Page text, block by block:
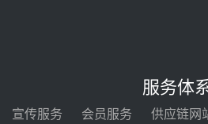
电机组灵活
采购合同
服务体
宣传服务 会员服务 供应链网